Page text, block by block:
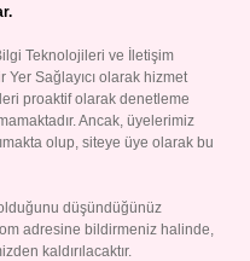
Teknolojileri ve İletişim
Yer Sağlayıcı olarak hizmet
proaktif olarak denetleme
Ancak, üyelerimiz
olup, siteye üye olarak bu
düşündüğünüz
adresine bildirmeniz halinde,
kaldırılacaktır.